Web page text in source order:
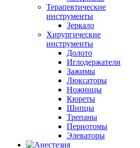
Терапевтические
инструменты
Зеркало
Хирургические
инструменты
Долото
Иглодержатели
Зажимы
Люксаторы
Ножницы
Кюреты
Шипцы
Трепаны
Периотомы
Элеваторы